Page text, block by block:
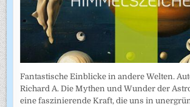
Fantastische Einblicke in andere Welten.
Richard A. Die Mythen und Wunder der
eine faszinierende Kraft, die uns in